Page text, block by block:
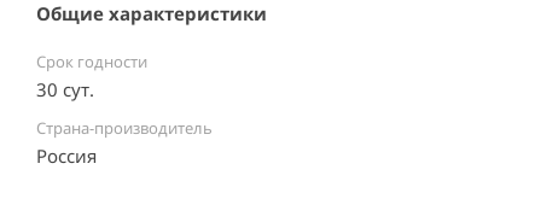
Общие характеристики
Срок годности
30 сут.
Страна-производитель
Россия ⠀